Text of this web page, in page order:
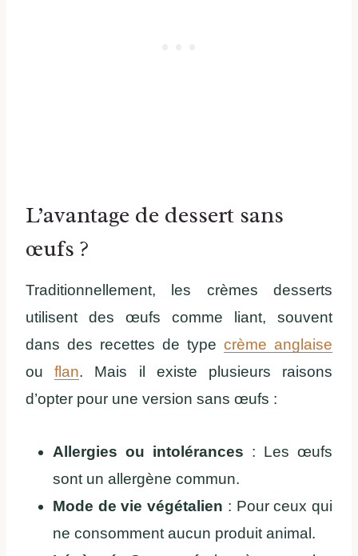
L’avantage de dessert sans
œufs ?
Traditionnellement, les crèmes desserts
utilisent des œufs comme liant, souvent
dans des recettes de type crème anglaise
ouflan. Mais il existe plusieurs raisons
d’opter pour une version sans œufs :
Allergies ou intolérances : Les œufs
sont un allergène commun.
Mode de vie végétalien : Pour ceux qui
ne consomment aucun produit animal.